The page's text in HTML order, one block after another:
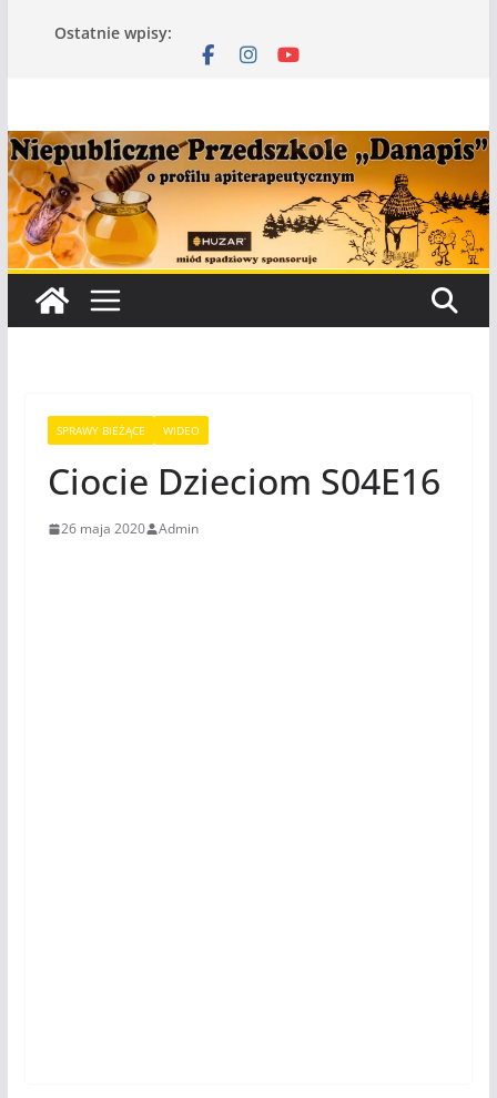
Ostatnie wpisy:
SPRAWY BIEŻĄCE WIDEO
Ciocie Dzieciom S04E16
26 maja 2020 Admin